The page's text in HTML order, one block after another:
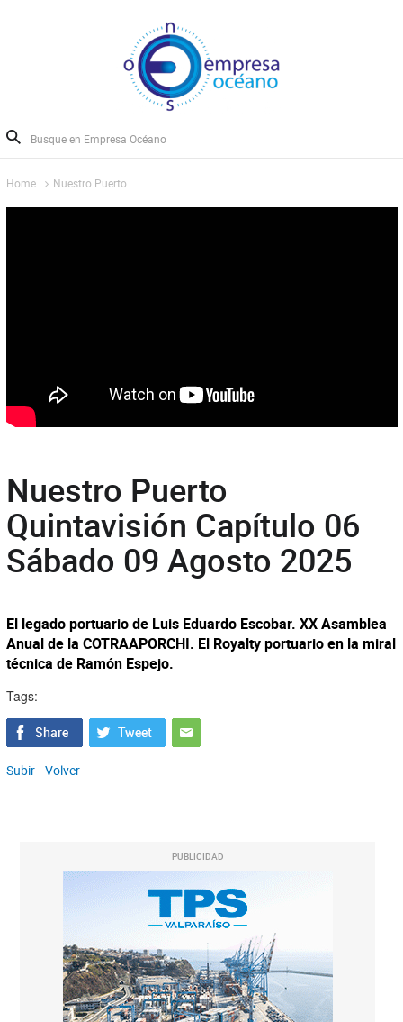
Home Nuestro Puerto
Nuestro Puerto
Quintavisión Capítulo 06
Sábado 09 Agosto 2025
El legado portuario de Luis Eduardo Escobar. XX Asamblea
Anual de la COTRAAPORCHI. El Royalty portuario en la miral
técnica de Ramón Espejo.
Tags:
Subir Volver
PUBLICIDAD